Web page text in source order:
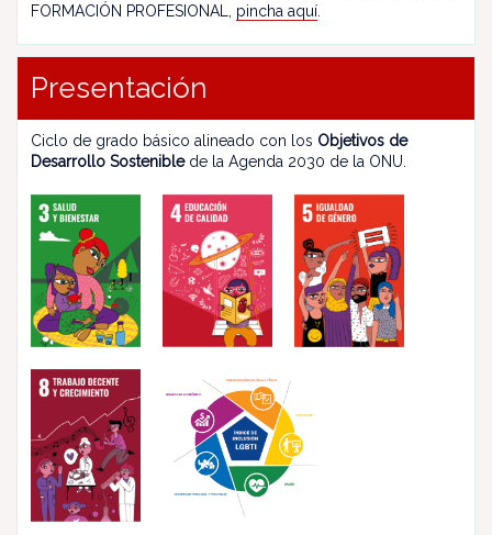
FORMACIÓN PROFESIONAL, pincha aquí
Presentación
Ciclo de grado básico alineado con los Objetivos de
Desarrollo Sosteniblede la Agenda 2030 de la ONU.